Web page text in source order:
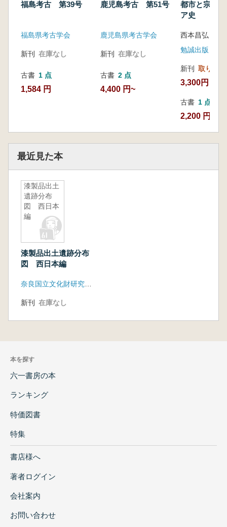
福島考古 第39号
福島県考古学会
新刊 在庫なし
古書 1 点
1,584 円
鹿児島考古 第51号
鹿児島県考古学会
新刊 在庫なし
古書 2 点
4,400 円~
都市と宗教
ア史
西本昌弘 著
勉誠出版
新刊 取り寄せ
3,300円
古書 1 点
2,200 円
最近見た本
漆製品出土
遺跡分布
図 西日本
編
漆製品出土遺跡分布
図 西日本編
新刊 在庫なし
本を探す
六一書房の本
ランキング
特価図書
特集
書店様へ
著者ログイン
会社案内
お問い合わせ